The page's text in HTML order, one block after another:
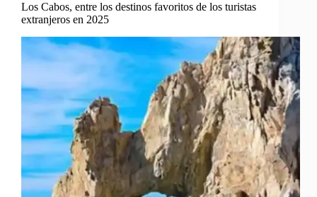
Los Cabos, entre los destinos favoritos de los turistas
extranjeros en 2025